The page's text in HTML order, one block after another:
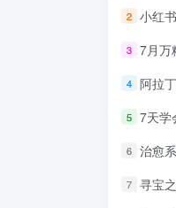
2 小红
3 7月万
4 阿拉
5 7天学会抖
6 治愈系
7 寻宝